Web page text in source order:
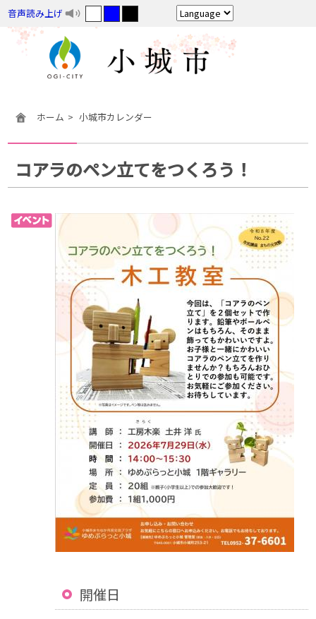
音声読み上げ
ホーム 小城市カレンダー
コアラのペン立てをつくろう！
開催日